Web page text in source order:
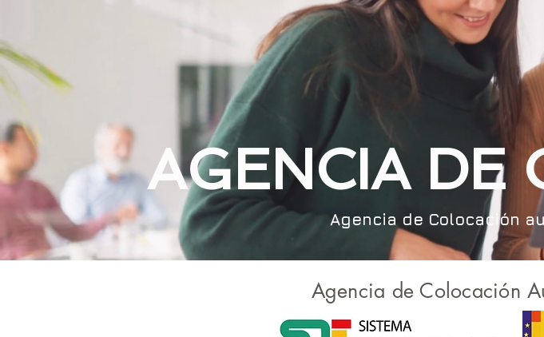
AGENCIA DE
Agencia de Colocación
Agencia de Colocación